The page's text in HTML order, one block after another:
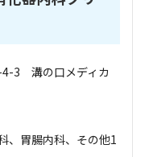
4-3 溝の口メディカ
、胃腸内科、その他1